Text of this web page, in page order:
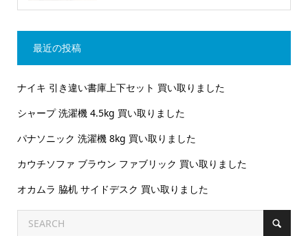
最近の投稿
ナイキ 引き違い書庫上下セット 買い取りました
シャープ 洗濯機 4.5kg 買い取りました
パナソニック 洗濯機 8kg 買い取りました
カウチソファ ブラウン ファブリック 買い取りました
オカムラ 脇机 サイドデスク 買い取りました